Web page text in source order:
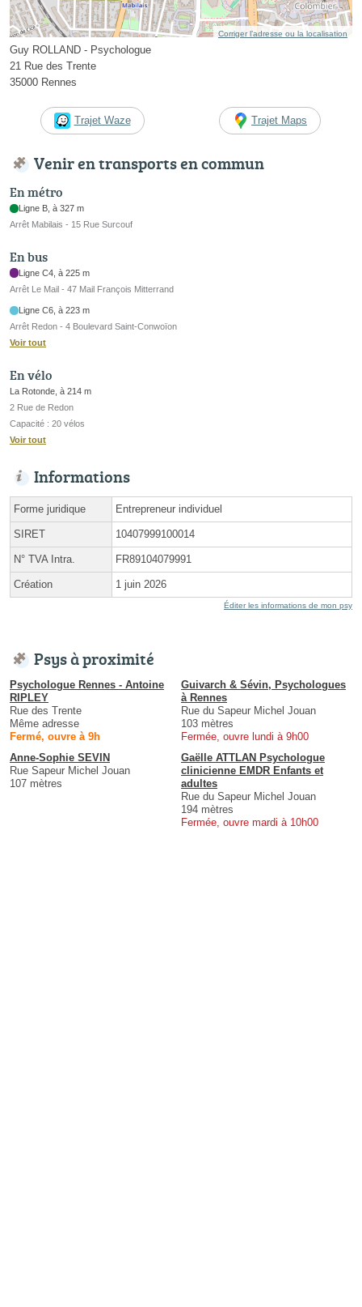
Corriger l’adresse ou la localisation
Guy ROLLAND - Psychologue
21 Rue des Trente
35000 Rennes
Trajet Waze Trajet Maps
Venir en transports en commun
En métro
Ligne B, à 327 m
Arrêt Mabilais - 15 Rue Surcouf
En bus
Ligne C4, à 225 m
Arrêt Le Mail - 47 Mail François Mitterrand
Ligne C6, à 223 m
Arrêt Redon - 4 Boulevard Saint-Conwoïon
Voir tout
En vélo
La Rotonde, à 214 m
2 Rue de Redon
Capacité : 20 vélos
Voir tout
Informations
Forme juridique Entrepreneur individuel
SIRET 10407999100014
N° TVA Intra. FR89104079991
Création 1 juin 2026
Éditer les informations de mon psy
Psys à proximité
Psychologue Rennes - Antoine
RIPLEY
Rue des Trente
Même adresse
Fermé, ouvre à 9h
Guivarch & Sévin, Psychologues
à Rennes
Rue du Sapeur Michel Jouan
103 mètres
Fermée, ouvre lundi à 9h00
Anne-Sophie SEVIN
Rue Sapeur Michel Jouan
107 mètres
Gaëlle ATTLAN Psychologue
clinicienne EMDR Enfants et
adultes
Rue du Sapeur Michel Jouan
194 mètres
Fermée, ouvre mardi à 10h00